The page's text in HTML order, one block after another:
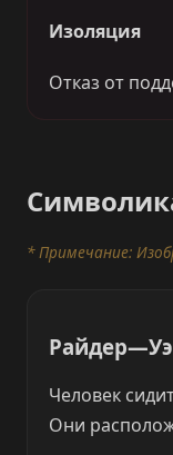
Изоляция
Отказ от
* Примечание:
Человек
Они